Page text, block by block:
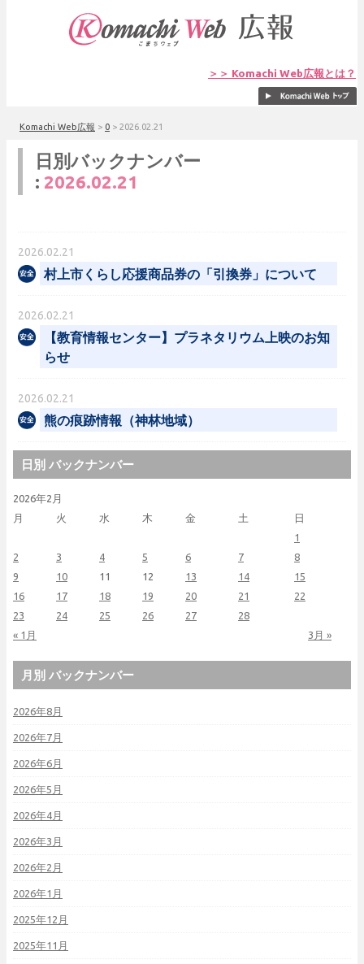
＞＞ Komachi Web広報とは？
Komachi Web広報 > 0 > 2026.02.21
日別バックナンバー
: 2026.02.21
2026.02.21
村上市くらし応援商品券の「引換券」について
2026.02.21
【教育情報センター】プラネタリウム上映のお知
らせ
2026.02.21
熊の痕跡情報（神林地域）
日別 バックナンバー
2026年2月
月
火 水 木 金 土 日
« 1月 3月 »
1
2
3 4 5 6 7
8
9
10 11 12 13 14
15
16
17 18 19 20 21
22
23
24 25 26 27 28
月別 バックナンバー
2026年8月
2026年7月
2026年6月
2026年5月
2026年4月
2026年3月
2026年2月
2026年1月
2025年12月
2025年11月